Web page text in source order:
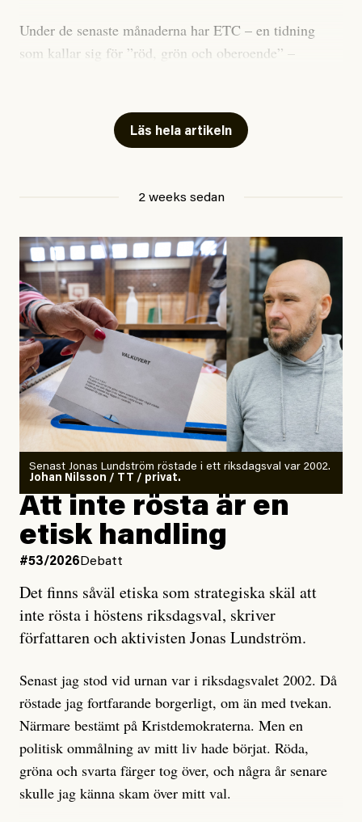
Under de senaste månaderna har ETC – en tidning
som kallar sig för ”röd, grön och oberoende” –
skriver för? Vad betyder det att vara en ”röd, grön och
oberoende” tidning? Och vad är egentligen bra
utpekas som israelisk infiltratör”. Enligt ingressen
handlar artikeln om en person vars ”bakgrund skapar
splittring och oro i rörelsen”. Problemet är att artikeln
skapar betydligt mer oro i palestinarörelsen – och den
oberoende vänstern – än den porträtterade personen
eller dess bakgrund.
Det finns en väldigt enkel regel inom alla politiska
rörelser när det gäller misstänkta infiltratörer:
Antingen har en bevis på att de är infiltratörer, och då
ska en gå ut med det så fort det bara går för att skydda
rörelsen. Eller så har en inga bevis, bara misstankar,
och då ska en efterforska diskret, just för att inte skapa
oro inom rörelsen.
Artikeln undersöker inte, som ETC påstår, ”vad som
är sant, vad som är rykten”, utan den bidrar bara till
ännu mer ryktesspridning. Det finns inte ett enda bevis
misstänkta personen är en infiltratör. Det som läsaren
får veta är att personen har ändrat sina politiska åsikter
under åren, att den har raderat tidigare innehåll på sina
sociala medier, att artikelns författare inte förstår sig
på personens ekonomi och att det tydligen finns
anonyma röster inom rörelsen som säger saker som
Läs hela artikeln
2 weeks sedan
Senast Jonas Lundström röstade i ett riksdagsval var 2002.
Johan Nilsson / TT / privat.
Att inte rösta är en
etisk handling
#53/2026Debatt
Det finns såväl etiska som strategiska skäl att
inte rösta i höstens riksdagsval, skriver
författaren och aktivisten Jonas Lundström.
Senast jag stod vid urnan var i riksdagsvalet 2002. Då
röstade jag fortfarande borgerligt, om än med tvekan.
Närmare bestämt på Kristdemokraterna. Men en
politisk ommålning av mitt liv hade börjat. Röda,
gröna och svarta färger tog över, och några år senare
skulle jag känna skam över mitt val.